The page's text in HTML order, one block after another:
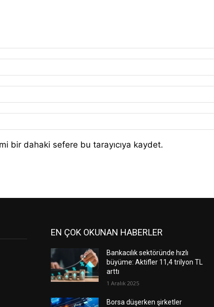
bir dahaki sefere bu tarayıcıya kaydet.
EN ÇOK OKUNAN HABERLER
Bankacılık sektöründe hızlı
büyüme: Aktifler 11,4 trilyon TL
arttı
1 Aralık 2025
Borsa düşerken şirketler